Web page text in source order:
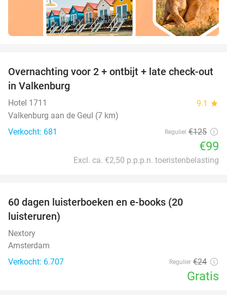
21%
Overnachting voor 2 + ontbijt + late check-out
in Valkenburg
Hotel 1711 9.1 star
Valkenburg aan de Geul (7 km)
Verkocht: 681
Regulier €125
€99
Excl. ca. €2,50 p.p.p.n. toeristenbelasting
60 dagen luisterboeken en e-books (20
luisteruren)
Nextory
Amsterdam
Verkocht: 6.707
Regulier €24
Gratis